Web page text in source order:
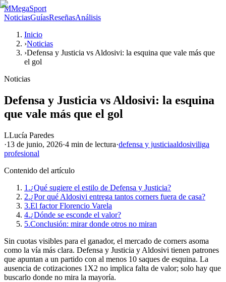
MMegaSport
NoticiasGuíasReseñasAnálisis
Inicio
›Noticias
›Defensa y Justicia vs Aldosivi: la esquina que vale más que
el gol
Noticias
Defensa y Justicia vs Aldosivi: la esquina
que vale más que el gol
LLucía Paredes
·13 de junio, 2026·4 min de lectura·defensa y justiciaaldosiviliga
profesional
Contenido del artículo
1.¿Qué sugiere el estilo de Defensa y Justicia?
2.¿Por qué Aldosivi entrega tantos corners fuera de casa?
3.El factor Florencio Varela
4.¿Dónde se esconde el valor?
5.Conclusión: mirar donde otros no miran
Sin cuotas visibles para el ganador, el mercado de corners asoma
como la vía más clara. Defensa y Justicia y Aldosivi tienen patrones
que apuntan a un partido con al menos 10 saques de esquina. La
ausencia de cotizaciones 1X2 no implica falta de valor; solo hay que
buscarlo donde no mira la mayoría.